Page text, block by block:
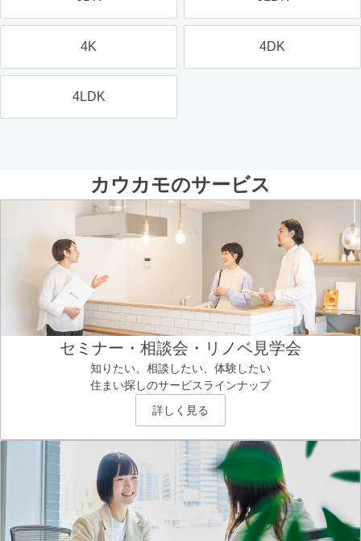
4K 4DK
4LDK
カウカモのサービス
セミナー・相談会・リノベ見学会
知りたい、相談したい、体験したい
住まい探しのサービスラインナップ
詳しく見る